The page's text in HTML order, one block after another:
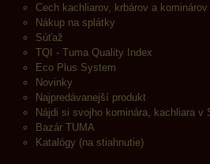
Cech kachliarov, krbárov a
Nákup na splátky
Súťaž
TQI - Tuma Quality Index
Eco Plus System
Novinky
Najpredávanejší produkt
Nájdi si svojho kominára, kachliara v
Bazár TUMA
Katalógy (na stiahnutie)